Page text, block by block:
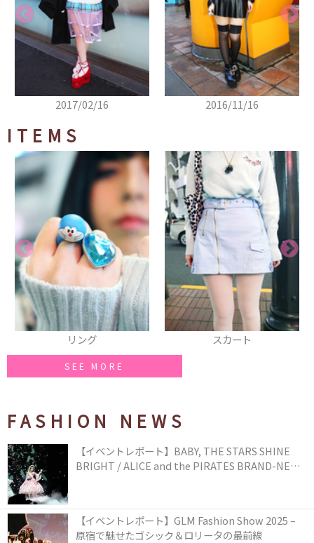
2017/02/16 2016/11/16
ITEMS
リング スカート
SEE MORE
FASHION NEWS
【イベントレポート】BABY, THE STARS SHINE
BRIGHT / ALICE and the PIRATES BRAND-NEW
【イベントレポート】GLM Fashion Show 2025 –
原宿で魅せたゴシック＆ロリータの最前線